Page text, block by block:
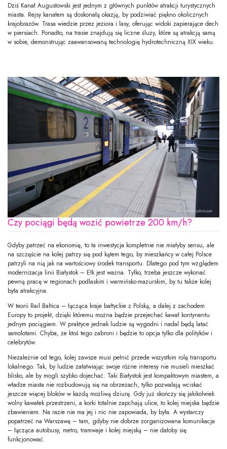
Dziś Kanał Augustowski jest jednym z głównych punktów atrakcji turystycznych
miasta. Rejsy kanałem są doskonałą okazją, by podziwiać piękno okolicznych
krajobrazów. Trasa wiedzie przez jeziora i lasy, oferując widoki zapierające dech
w piersiach. Ponadto, na trasie znajdują się liczne śluzy, które są atrakcją samą
w sobie, demonstrując zaawansowaną technologię hydrotechniczną XIX wieku.
Czy pociągi będą wozić powietrze 200 km/h?
Gdyby patrzeć na ekonomię, to ta inwestycja kompletnie nie miałyby sensu, ale
na szczęście na kolej patrzy się pod kątem tego, by mieszkańcy w całej Polsce
patrzyli na nią jak na wartościowy środek transportu. Dlatego pod tym względem
modernizacja linii Białystok – Ełk jest ważna. Tylko, trzeba jeszcze wykonać
pewną pracę w regionach podlaskim i warmińsko-mazurskim, by tu także kolej
była atrakcyjna.
W teorii Rail Baltica – łącząca kraje bałtyckie z Polską, a dalej z zachodem
Europy to projekt, dzięki któremu można będzie przejechać kawał kontynentu
jednym pociągiem. W praktyce jednak ludzie są wygodni i nadal będą latać
samolotami. Chyba, że ktoś tego zabroni i będzie to opcja tylko dla polityków i
celebrytów.
Niezależnie od tego, kolej zawsze musi pełnić przede wszystkim rolę transportu
lokalnego. Tak, by ludzie załatwiając swoje różne interesy nie musieli mieszkać
blisko, ale by mogli szybko dojechać. Taki Białystok jest kompaktowym miastem, a
władze miasta nie rozbudowują się na obrzeżach, tylko pozwalają wciskać
jeszcze więcej bloków w każdą możliwą dziurę. Gdy już skończy się jakikolwiek
wolny kawałek przestrzeni, a korki totalnie zapchają ulice, to kolej miejska będzie
zbawieniem. Na razie nie ma jej i nic nie zapowiada, by była. A wystarczy
popatrzeć na Warszawę – tam, gdyby nie dobrze zorganizowana komunikacja
– łącząca autobusy, metro, tramwaje i kolej miejską – nie dałoby się
funkcjonować.